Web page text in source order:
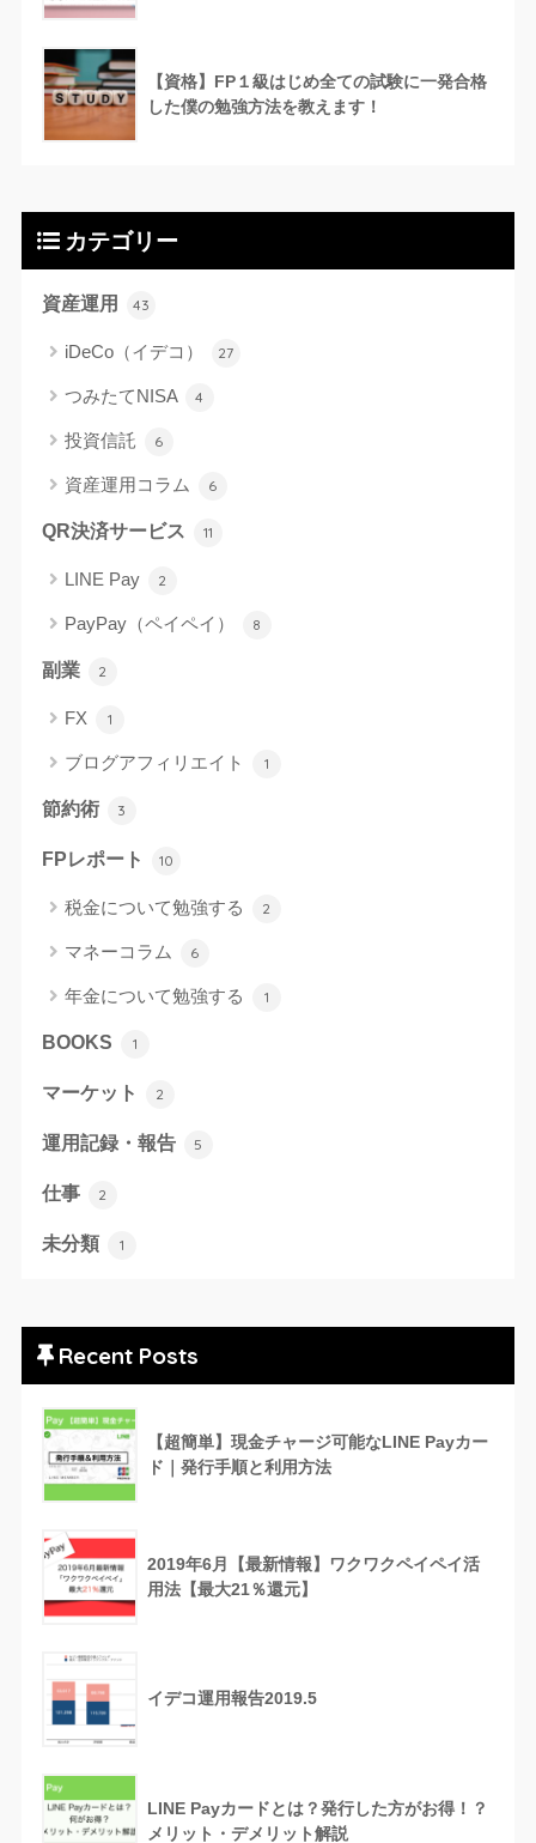
【資格】FP１級はじめ全ての試験に一発合格
した僕の勉強方法を教えます！
カテゴリー
資産運用 43
iDeCo（イデコ） 27
つみたてNISA 4
投資信託 6
資産運用コラム 6
QR決済サービス 11
LINE Pay 2
PayPay（ペイペイ） 8
副業 2
FX 1
ブログアフィリエイト 1
節約術 3
FPレポート 10
税金について勉強する 2
マネーコラム 6
年金について勉強する 1
BOOKS 1
マーケット 2
運用記録・報告 5
仕事 2
未分類 1
Recent Posts
【超簡単】現金チャージ可能なLINE Payカー
ド｜発行手順と利用方法
2019年6月【最新情報】ワクワクペイペイ活
用法【最大21％還元】
イデコ運用報告2019.5
LINE Payカードとは？発行した方がお得！？
メリット・デメリット解説